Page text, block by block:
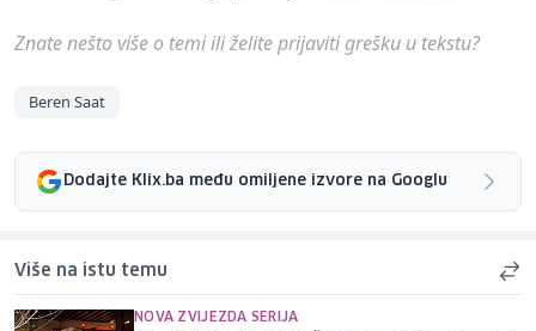
Znate nešto više o temi ili želite prijaviti grešku u tekstu?
Beren Saat
Dodajte Klix.ba među omiljene izvore na Googlu
Više na istu temu
NOVA ZVIJEZDA SERIJA